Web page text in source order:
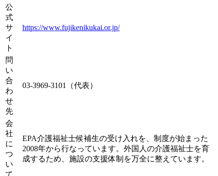
公
式
サ
イ
ト
https://www.fujikenikukai.or.jp/
問
い
合
わ
せ
先
03-3969-3101（代表）
会
社
に
つ
い
EPA介護福祉士候補生の受け入れを、制度が始まった
2008年から行なっています。外国人の介護福祉士を育
成するため、施設の支援体制を万全に整えています。